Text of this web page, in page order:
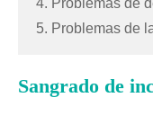
4. Problemas de
5. Problemas de
Sangrado de